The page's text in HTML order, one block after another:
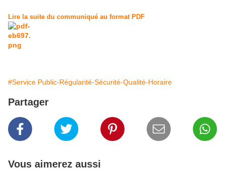
Lire la suite du communiqué au format PDF
#Service Public-Régularité-Sécurité-Qualité-Horaire
Partager
Vous aimerez aussi